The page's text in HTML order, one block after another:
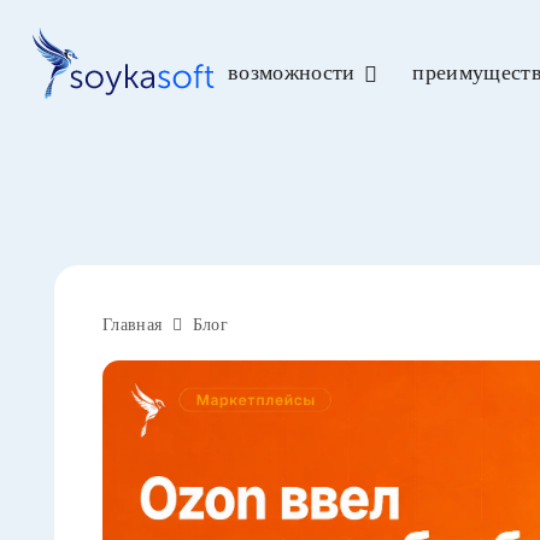
возможности
Главная Блог